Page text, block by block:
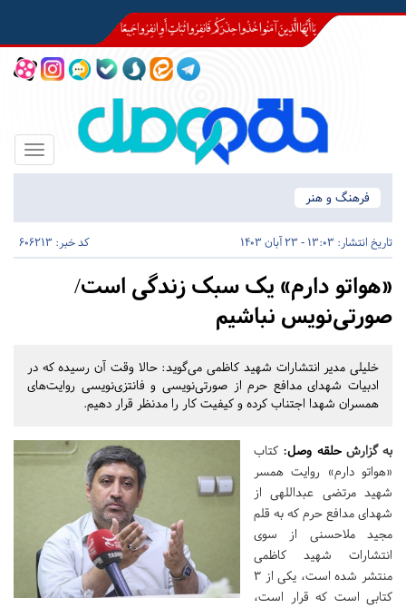
Toggle
فرهنگ و هنر
تاریخ انتشار: 13:03 - 23 آبان 1403 کد خبر: 606213
«هواتو دارم» یک سبک زندگی است/
صورتی‌نویس نباشیم
خلیلی مدیر انتشارات شهید کاظمی می‌گوید: حالا وقت آن رسیده که در
ادبیات شهدای مدافع حرم از صورتی‌نویسی و فانتزی‌نویسی روایت‌های
همسران شهدا اجتناب کرده و کیفیت کار را مدنظر قرار دهیم.
به گزارشحلقه وصل: کتاب
«هواتو دارم» روایت همسر
شهید مرتضی عبداللهی از
شهدای مدافع حرم که به قلم
مجید ملاحسنی از سوی
انتشارات شهید کاظمی
منتشر شده است،‌ یکی از 3
کتابی است که قرار است،‌